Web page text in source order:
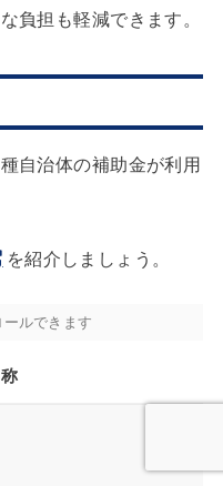
負担も軽減できます。
自治体の補助金が利用
を紹介しましょう。